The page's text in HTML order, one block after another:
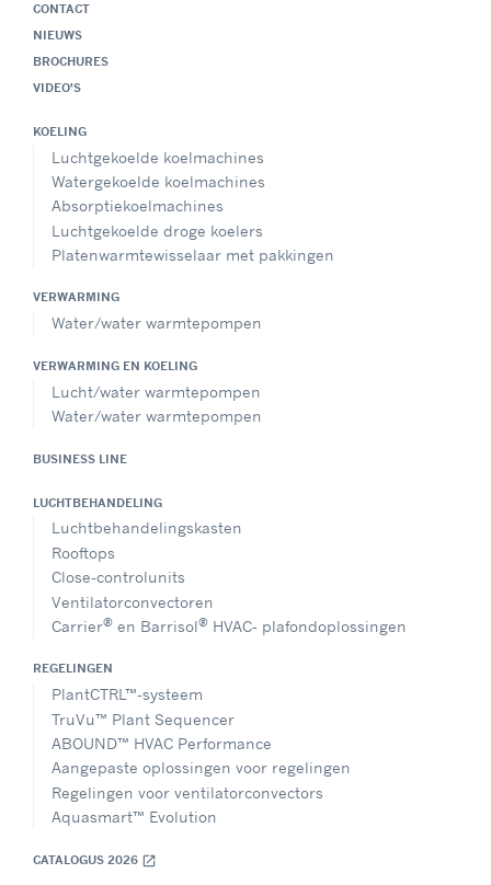
CONTACT
NIEUWS
BROCHURES
VIDEO'S
KOELING
Luchtgekoelde koelmachines
Watergekoelde koelmachines
Absorptiekoelmachines
Luchtgekoelde droge koelers
Platenwarmtewisselaar met pakkingen
VERWARMING
Water/water warmtepompen
VERWARMING EN KOELING
Lucht/water warmtepompen
Water/water warmtepompen
BUSINESS LINE
LUCHTBEHANDELING
Luchtbehandelingskasten
Rooftops
Close-controlunits
Ventilatorconvectoren
Carrier® en Barrisol® HVAC- plafondoplossingen
REGELINGEN
PlantCTRL™-systeem
TruVu™ Plant Sequencer
ABOUND™ HVAC Performance
Aangepaste oplossingen voor regelingen
Regelingen voor ventilatorconvectors
Aquasmart™ Evolution
CATALOGUS 2026 open_in_new